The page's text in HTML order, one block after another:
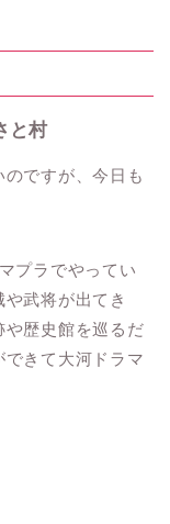
と村
ですが、今日も
プラでやってい
武将が出てき
歴史館を巡るだ
きて大河ドラマ